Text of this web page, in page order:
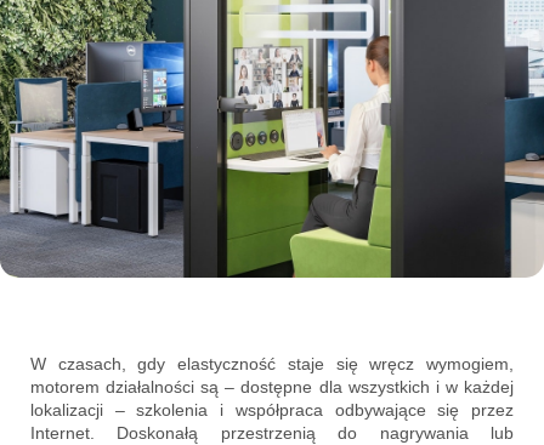
W czasach, gdy elastyczność staje się wręcz wymogiem,
motorem działalności są – dostępne dla wszystkich i w każdej
lokalizacji – szkolenia i współpraca odbywające się przez
Internet. Doskonałą przestrzenią do nagrywania lub